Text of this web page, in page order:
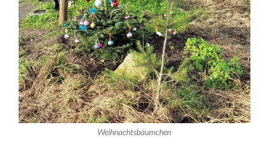
Weihnachtsbäumchen